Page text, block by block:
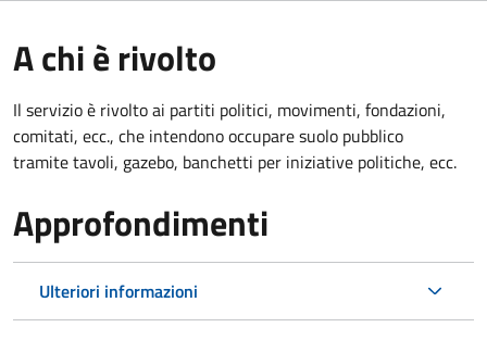
A chi è rivolto
Il servizio è rivolto ai partiti politici, movimenti, fondazioni,
comitati, ecc., che intendono occupare suolo pubblico
tramite tavoli, gazebo, banchetti per iniziative politiche, ecc.
Approfondimenti
Ulteriori informazioni